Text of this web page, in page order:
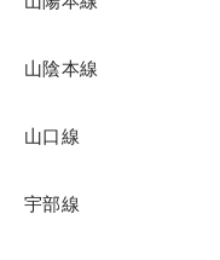
山陰本線
山口線
宇部線